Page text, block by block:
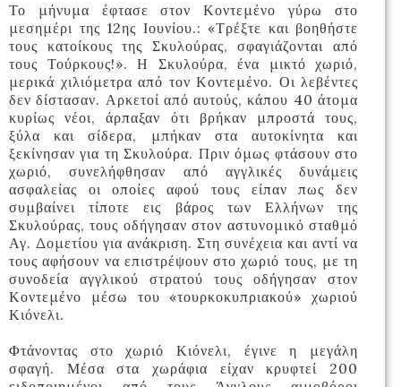
Το μήνυμα έφτασε στον Κοντεμένο γύρω στο
μεσημέρι της 12ης Ιουνίου.: «Τρέξτε και βοηθήστε
τους κατοίκους της Σκυλούρας, σφαγιάζονται από
τους Τούρκους!». Η Σκυλούρα, ένα μικτό χωριό,
μερικά χιλιόμετρα από τον Κοντεμένο. Οι λεβέντες
δεν δίστασαν. Αρκετοί από αυτούς, κάπου 40 άτομα
κυρίως νέοι, άρπαξαν ότι βρήκαν μπροστά τους,
ξύλα και σίδερα, μπήκαν στα αυτοκίνητα και
ξεκίνησαν για τη Σκυλούρα. Πριν όμως φτάσουν στο
χωριό, συνελήφθησαν από αγγλικές δυνάμεις
ασφαλείας οι οποίες αφού τους είπαν πως δεν
συμβαίνει τίποτε εις βάρος των Ελλήνων της
Σκυλούρας, τους οδήγησαν στον αστυνομικό σταθμό
Αγ. Δομετίου για ανάκριση. Στη συνέχεια και αντί να
τους αφήσουν να επιστρέψουν στο χωριό τους, με τη
συνοδεία αγγλικού στρατού τους οδήγησαν στον
Κοντεμένο μέσω του «τουρκοκυπριακού» χωριού
Κιόνελι.
Φτάνοντας στο χωριό Κιόνελι, έγινε η μεγάλη
σφαγή. Μέσα στα χωράφια είχαν κρυφτεί 200